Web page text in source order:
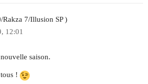
Rakza 7/Illusion SP )
12:01
saison.
!